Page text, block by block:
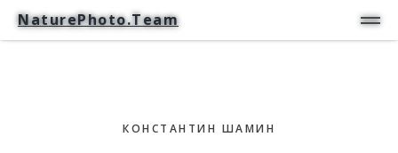
NaturePhoto.Team
NaturePhoto.Team
КОНСТАНТИН ШАМИН